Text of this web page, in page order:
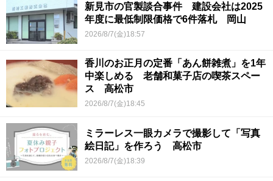
新見市の官製談合事件 建設会社は2025
年度に最低制限価格で6件落札 岡山
2026/8/7(金)18:57
香川のお正月の定番「あん餅雑煮」を1年
中楽しめる 老舗和菓子店の喫茶スペー
ス 高松市
2026/8/7(金)18:45
ミラーレス一眼カメラで撮影して「写真
絵日記」を作ろう 高松市
2026/8/7(金)18:39